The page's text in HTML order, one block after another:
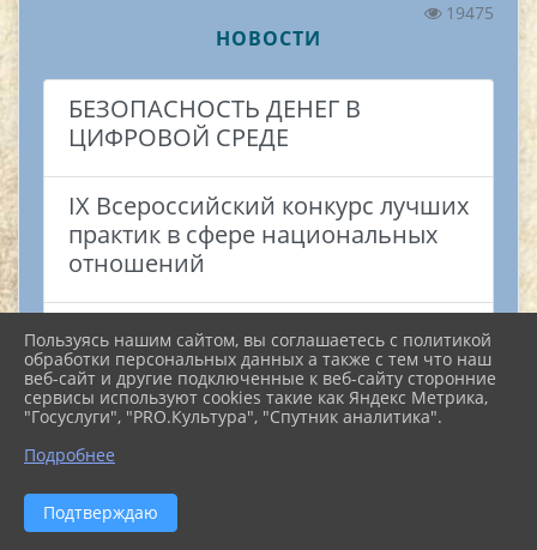
19475
НОВОСТИ
БЕЗОПАСНОСТЬ ДЕНЕГ В
ЦИФРОВОЙ СРЕДЕ
IX Всероссийский конкурс лучших
практик в сфере национальных
отношений
Краевой День здоровья
С ДНЁМ ПОБЕДЫ!
Марианна Чеусова: Звездочка,
покоряющая вершины искусства
силой духа и талантом
Пользуясь нашим сайтом, вы соглашаетесь с политикой
обработки персональных данных а также с тем что наш
веб-сайт и другие подключенные к веб-сайту сторонние
сервисы используют cookies такие как Яндекс Метрика,
"Госуслуги", "PRO.Культура", "Спутник аналитика".
Подробнее
Подтверждаю